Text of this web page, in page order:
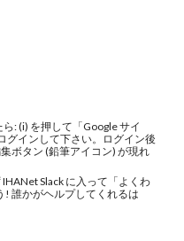
: (i) を押して「Google サイ
グインして下さい。ログイン後
ボタン (鉛筆アイコン) が現れ
Slack に入って「よくわ
誰かがヘルプしてくれるは